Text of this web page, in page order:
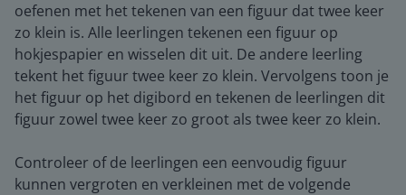
oefenen met het tekenen van een figuur dat twee keer
zo klein is. Alle leerlingen tekenen een figuur op
hokjespapier en wisselen dit uit. De andere leerling
tekent het figuur twee keer zo klein. Vervolgens toon je
het figuur op het digibord en tekenen de leerlingen dit
figuur zowel twee keer zo groot als twee keer zo klein.
Controleer of de leerlingen een eenvoudig figuur
kunnen vergroten en verkleinen met de volgende